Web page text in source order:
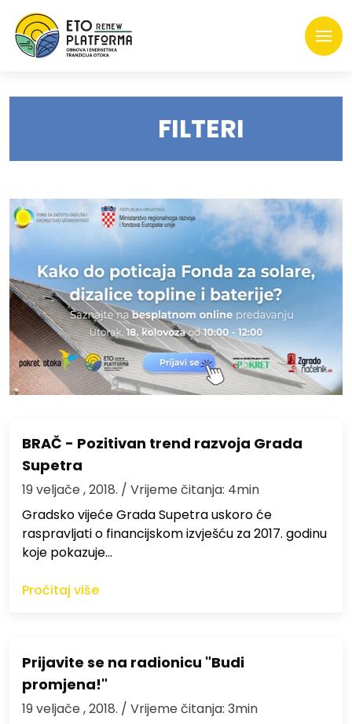
FILTERI
BRAČ - Pozitivan trend razvoja Grada
Supetra
19 veljače , 2018. / Vrijeme čitanja: 4min
Gradsko vijeće Grada Supetra uskoro će
raspravljati o financijskom izvješću za 2017. godinu
koje pokazuje…
Pročitaj više
Prijavite se na radionicu "Budi
promjena!"
19 veljače , 2018. / Vrijeme čitanja: 3min